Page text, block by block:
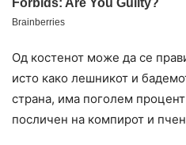
Од костенот може да се
исто како лешникот и
страна, има поголем
посличен на компирот и